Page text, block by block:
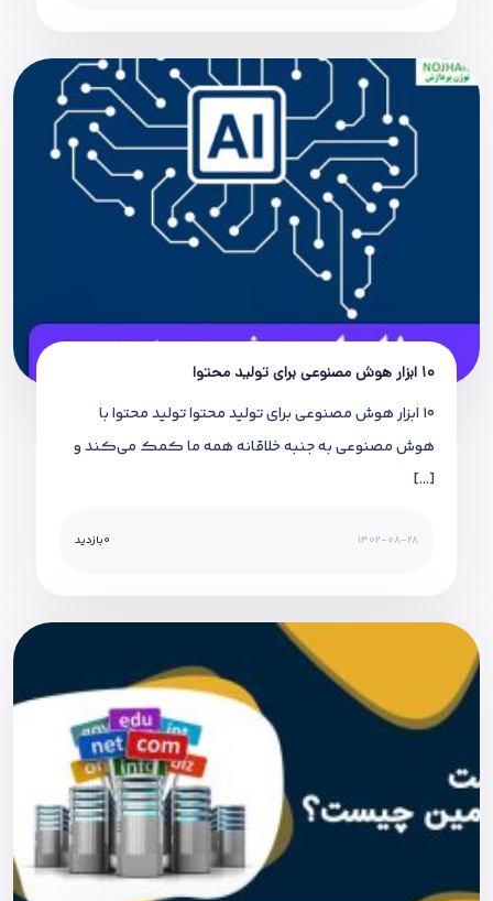
10 ابزار هوش مصنوعی برای تولید محتوا
10 ابزار هوش مصنوعی برای تولید محتوا تولید محتوا با
هوش مصنوعی به جنبه خلاقانه همه ما کمک می‌کند و
[…]
1402-08-28
0بازدید